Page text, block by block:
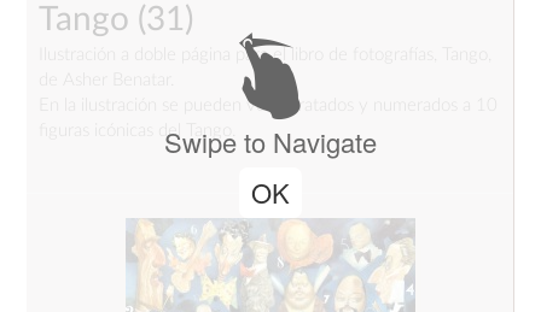
Tango (31)
Ilustración a doble página para el libro de fotografías, Tango,
En la ilustración se pueden ver retratados y numerados a 10
figuras icónicas del Tango.Swipe to Navigate
OK